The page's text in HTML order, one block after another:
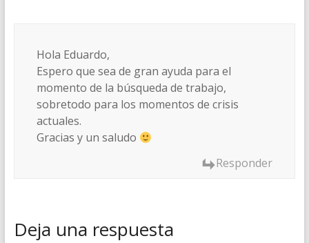
Hola Eduardo,
Espero que sea de gran ayuda para el
momento de la búsqueda de trabajo,
sobretodo para los momentos de crisis
actuales.
Gracias y un saludo
Responder
Deja una respuesta